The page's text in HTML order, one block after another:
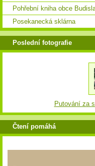
Pohřební kniha obce
Posekanecká sklárna
Poslední fotografie
Putování za
Čtení pomáhá